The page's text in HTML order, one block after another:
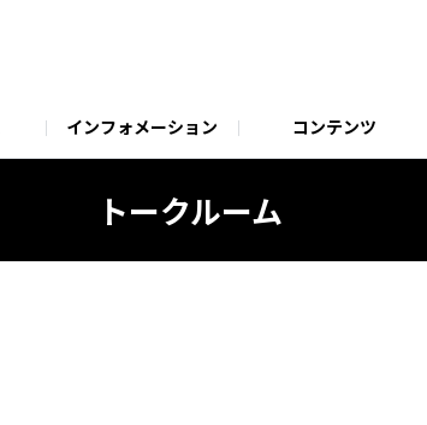
インフォメーション コンテンツ
トークルーム